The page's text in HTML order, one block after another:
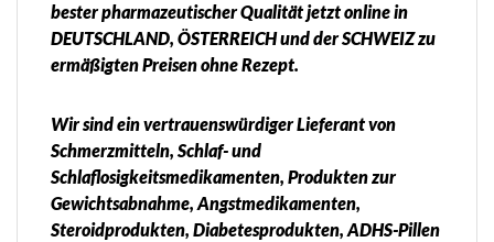
bester pharmazeutischer Qualität jetzt online in
DEUTSCHLAND, ÖSTERREICH und der SCHWEIZ zu
ermäßigten Preisen ohne Rezept.
Wir sind ein vertrauenswürdiger Lieferant von
Schmerzmitteln, Schlaf- und
Schlaflosigkeitsmedikamenten, Produkten zur
Gewichtsabnahme, Angstmedikamenten,
Steroidprodukten, Diabetesprodukten, ADHS-Pillen